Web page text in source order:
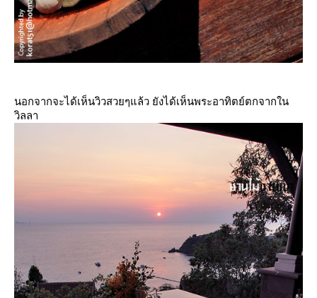
นอกจากจะได้เห็นวิวสวยๆแล้ว ยังได้เห็นพระอาทิตย์ตกจากใน
วิลลา